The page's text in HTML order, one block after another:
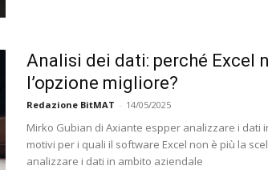
Analisi dei dati: perché Excel
l’opzione migliore?
Redazione BitMAT - 14/05/2025
Mirko Gubian di Axiante espper analizzare i dati
motivi per i quali il software Excel non è più la
analizzare i dati in ambito aziendale